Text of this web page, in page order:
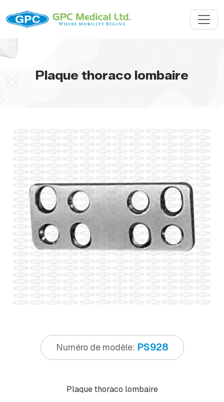
Plaque thoraco lombaire
Numéro de modèle: PS928
Plaque thoraco lombaire